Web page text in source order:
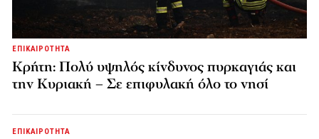
ΕΠΙΚΑΙΡΟΤΗΤΑ
Κρήτη: Πολύ υψηλός κίνδυνος πυρκαγιάς και
την Κυριακή – Σε επιφυλακή όλο το νησί
ΕΠΙΚΑΙΡΟΤΗΤΑ